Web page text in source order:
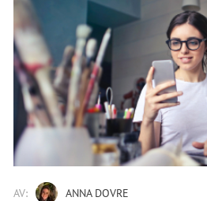
AV: ANNA DOVRE